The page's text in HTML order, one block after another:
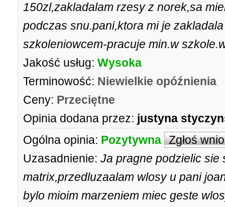
150zl,zakladalam rzesy z norek,sa
podczas snu.pani,ktora mi je
szkoleniowcem-pracuje min.w
Jakość usług: Wysoka
Terminowość: Niewielkie opóźnienia
Ceny: Przeciętne
Opinia dodana przez: justyna
Ogólna opinia: Pozytywna Zgłoś
Uzasadnienie: Ja pragne podzielic sie
matrix,przedluzaalam wlosy u pani
bylo mioim marzeniem miec geste